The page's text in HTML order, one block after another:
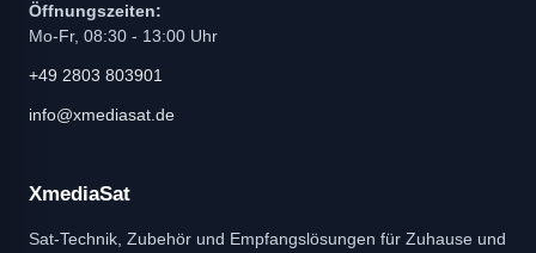
Öffnungszeiten:
Mo-Fr, 08:30 - 13:00 Uhr
+49 2803 803901
info@xmediasat.de
XmediaSat
Sat-Technik, Zubehör und Empfangslösungen für Zuhause und